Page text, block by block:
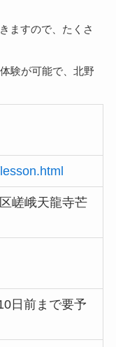
ますので、たくさ
験が可能で、北野
嵯峨天龍寺芒
日前まで要予